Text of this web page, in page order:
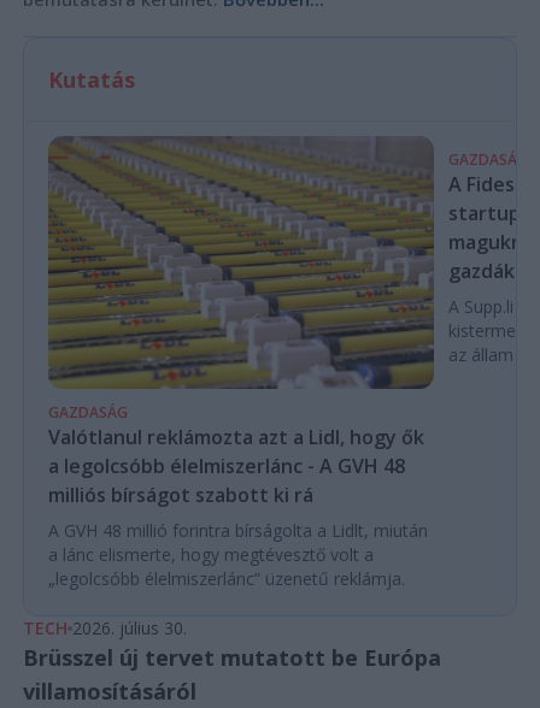
Kutatás
GAZDASÁG
Valótlanul reklámozta azt a Lidl, hogy ők
a legolcsóbb élelmiszerlánc - A GVH 48
milliós bírságot szabott ki rá
A GVH 48 millió forintra bírságolta a Lidlt, miután
a lánc elismerte, hogy megtévesztő volt a
„legolcsóbb élelmiszerlánc” üzenetű reklámja.
GAZDASÁG
A
magukra
gazdákat
A Supp.li
az állam
TECH 2026. július 30.
Brüsszel új tervet mutatott be Európa
villamosításáról